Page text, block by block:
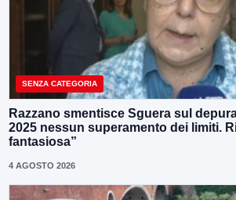
SENZA CATEGORIA
Razzano smentisce Sguera sul
2025 nessun superamento dei limiti.
fantasiosa”
4 AGOSTO 2026